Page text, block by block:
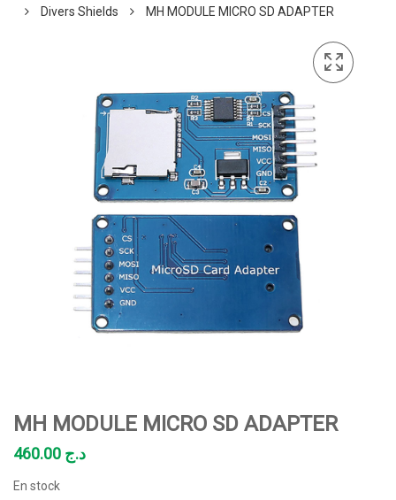
Divers Shields
MH MODULE MICRO SD ADAPTER
MH MODULE MICRO SD ADAPTER
د.ج
En stock